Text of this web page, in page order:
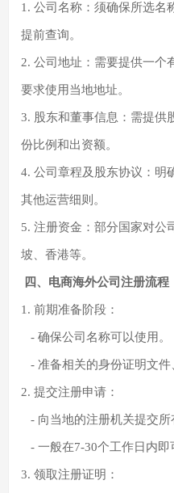
1. 公司名称：须确保所选名
提前查询。
2. 公司地址：需要提供一个
要求使用当地地址。
3. 股东和董事信息：需提供
份比例和出资额。
4. 公司章程及股东协议：明
其他运营细则。
5. 注册资金：部分国家对公
坡、香港等。
四、电商海外公司注册流程
1. 前期准备阶段：
- 确保公司名称可以使用。
- 准备相关的身份证明文件
2. 提交注册申请：
- 向当地的注册机关提交所
- 一般在7-30个工作日内即
3. 领取注册证明：